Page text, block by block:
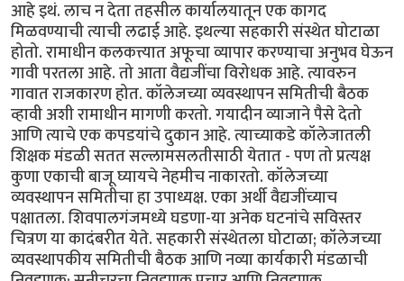
आहे इथं. लाच न देता तहसील कार्यालयातून एक कागद
मिळवण्याची त्याची लढाई आहे. इथल्या सहकारी संस्थेत घोटाळा
होतो. रामाधीन कलकत्त्यात अफूचा व्यापार करण्याचा अनुभव घेऊन
गावी परतला आहे. तो आता वैद्यजींचा विरोधक आहे. त्यावरुन
गावात राजकारण होत. कॉलेजच्या व्यवस्थापन समितीची बैठक
व्हावी अशी रामाधीन मागणी करतो. गयादीन व्याजाने पैसे देतो
आणि त्याचे एक कपडयांचे दुकान आहे. त्याच्याकडे कॉलेजातली
शिक्षक मंडळी सतत सल्लामसलतीसाठी येतात - पण तो प्रत्यक्ष
कुणा एकाची बाजू घ्यायचे नेहमीच नाकारतो. कॉलेजच्या
व्यवस्थापन समितीचा हा उपाध्यक्ष. एका अर्थी वैद्यजींच्याच
पक्षातला. शिवपालगंजमध्ये घडणा-या अनेक घटनांचे सविस्तर
चित्रण या कादंबरीत येते. सहकारी संस्थेतला घोटाळा; कॉलेजच्या
व्यवस्थापकीय समितीची बैठक आणि नव्या कार्यकारी मंडळाची